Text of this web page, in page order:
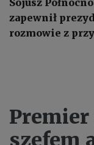
zapewnił
rozmowie z
Premier
szefem